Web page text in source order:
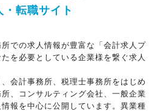
・転職サイト
での求人情報が豊富な「会計求人プ
を必要としている企業様を繋ぐ求人
会計事務所、税理士事務所をはじめ
、コンサルティング会社、一般企業
報を中心に公開しています。異業種